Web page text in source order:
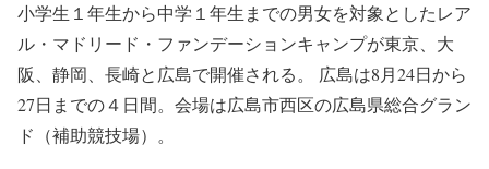
小学生１年生から中学１年生までの男女を対象としたレア
ル・マドリード・ファンデーションキャンプが東京、大
阪、静岡、長崎と広島で開催される。 広島は8月24日から
27日までの４日間。会場は広島市西区の広島県総合グラン
ド（補助競技場）。